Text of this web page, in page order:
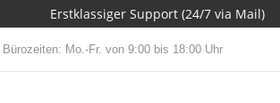
Erstklassiger Support (24/7 via Mail)
Bürozeiten: Mo.-Fr. von 9:00 bis 18:00 Uhr